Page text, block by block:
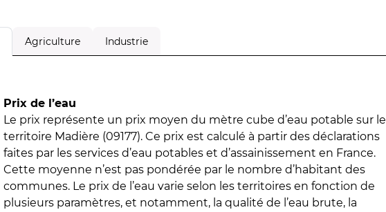
Agriculture Industrie
Prix de l’eau
Le prix représente un prix moyen du mètre cube d’eau potable sur le
territoire Madière (09177). Ce prix est calculé à partir des déclarations
faites par les services d’eau potables et d’assainissement en France.
Cette moyenne n’est pas pondérée par le nombre d’habitant des
communes. Le prix de l’eau varie selon les territoires en fonction de
plusieurs paramètres, et notamment, la qualité de l’eau brute, la